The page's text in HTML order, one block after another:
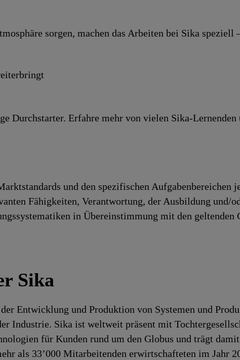
sorgen, machen das Arbeiten bei Sika speziell
Durchstarter. Erfahre mehr von vielen Sika-Lernenden
und den spezifischen Aufgabenbereichen
Fähigkeiten, Verantwortung, der Ausbildung und/
in Übereinstimmung mit den geltenden
Sika
Entwicklung und Produktion von Systemen und
Industrie. Sika ist weltweit präsent mit
für Kunden rund um den Globus und trägt
als 33’000 Mitarbeitenden erwirtschafteten im Jahr